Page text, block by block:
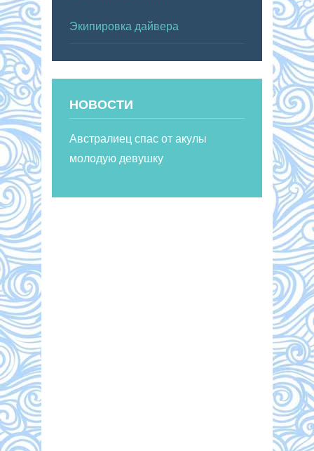
Экипировка дайвера
НОВОСТИ
Австралиец спас от акулы
молодую девушку